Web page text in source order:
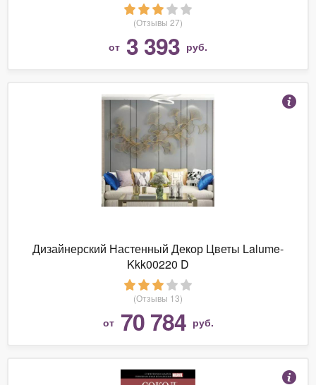
(Отзывы 27)
от 3 393 руб.
Дизайнерский Настенный Декор Цветы Lalume-
Kkk00220 D
(Отзывы 13)
от 70 784 руб.